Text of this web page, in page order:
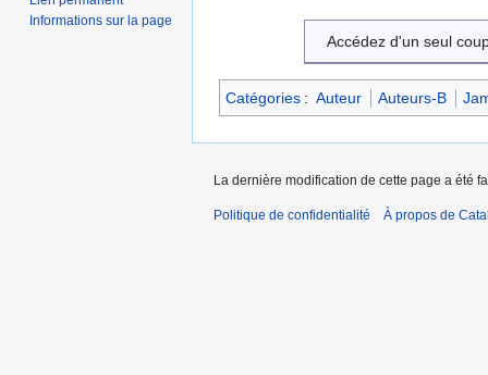
Accédez d'un seul
Catégories : Auteur Auteurs-B
Informations sur la page
La dernière modification de cette page a été
Politique de confidentialité À propos de